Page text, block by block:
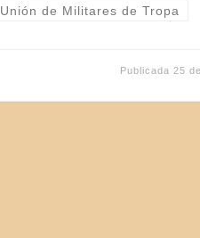
Unión de Militares de Tropa
Publicada 25